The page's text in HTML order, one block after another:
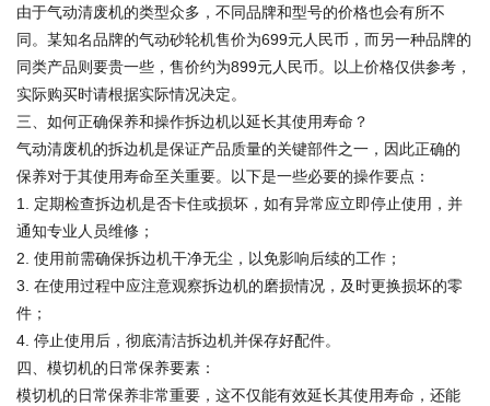
由于气动清废机的类型众多，不同品牌和型号的价格也会有所不
同。某知名品牌的气动砂轮机售价为699元人民币，而另一种品牌的
同类产品则要贵一些，售价约为899元人民币。以上价格仅供参考，
实际购买时请根据实际情况决定。
三、如何正确保养和操作拆边机以延长其使用寿命？
气动清废机的拆边机是保证产品质量的关键部件之一，因此正确的
保养对于其使用寿命至关重要。以下是一些必要的操作要点：
1. 定期检查拆边机是否卡住或损坏，如有异常应立即停止使用，并
通知专业人员维修；
2. 使用前需确保拆边机干净无尘，以免影响后续的工作；
3. 在使用过程中应注意观察拆边机的磨损情况，及时更换损坏的零
件；
4. 停止使用后，彻底清洁拆边机并保存好配件。
四、模切机的日常保养要素：
模切机的日常保养非常重要，这不仅能有效延长其使用寿命，还能